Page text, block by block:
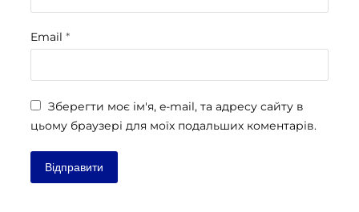
Email *
Зберегти моє ім'я, e-mail, та адресу сайту в
цьому браузері для моїх подальших коментарів.